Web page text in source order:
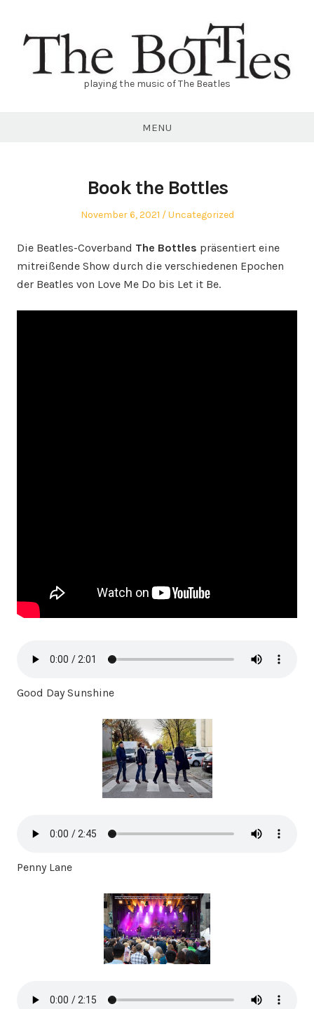
content
playing the music of The Beatles
MENU
Book the Bottles
Posted
November 6, 2021
Posted
Uncategorized
Die Beatles-Coverband The Bottles präsentiert eine
mitreißende Show durch die verschiedenen Epochen
der Beatles von Love Me Do bis Let it Be.
Good Day Sunshine
Penny Lane